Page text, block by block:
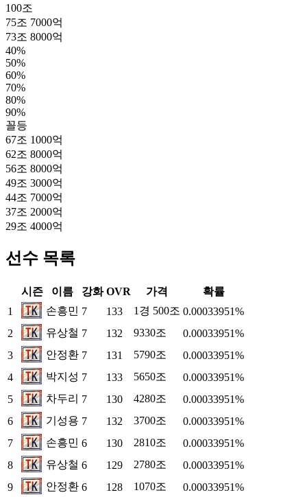
100조
75조 7000억
73조 8000억
40%
50%
60%
70%
80%
90%
꼴등
67조 1000억
62조 8000억
56조 8000억
49조 3000억
44조 7000억
37조 2000억
29조 4000억
선수 목록
시즌 이름 강화 OVR 가격
확률
1
손흥민 7 133 1경 500조 0.00033951%
2
유상철 7 132 9330조
0.00033951%
3
안정환 7 131 5790조
0.00033951%
4
박지성 7 133 5650조
0.00033951%
5
차두리 7 130 4280조
0.00033951%
6
기성용 7 132 3700조
0.00033951%
7
손흥민 6 130 2810조
0.00033951%
8
유상철 6 129 2780조
0.00033951%
9
안정환 6 128 1070조 0.00033951%